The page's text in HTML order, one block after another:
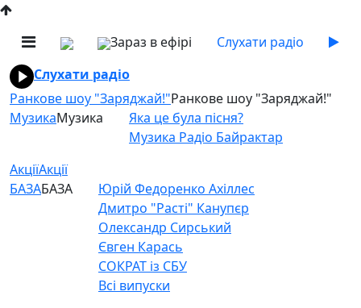
Зараз в ефірі
Слухати радіо
Слухати радіо
Ранкове шоу "Заряджай!"Ранкове шоу "Заряджай!"
МузикаМузика
Яка це була пісня?
Музика Радіо Байрактар
АкціїАкції
БАЗАБАЗА
Юрій Федоренко Ахіллес
Дмитро "Расті" Канупєр
Олександр Сирський
Євген Карась
СОКРАТ із СБУ
Всі випуски